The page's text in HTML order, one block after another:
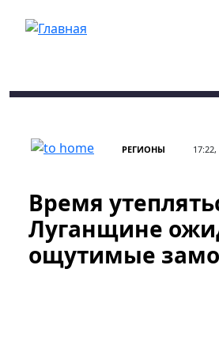
РЕГИОНЫ
Время
Луганщине
ощутимые